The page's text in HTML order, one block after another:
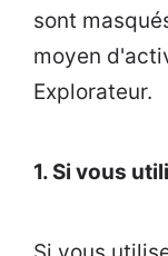
sont
moyen
Explorateur.
1. Si vous